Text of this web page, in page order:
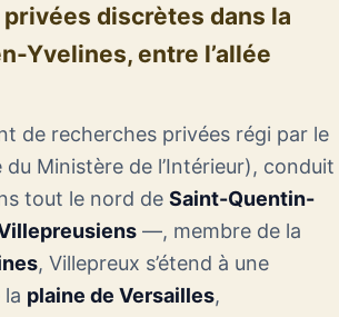
discrètes dans la
Yvelines, entre l’allée
de recherches privées régi par le
Ministère de l’Intérieur), conduit
tout le nord deSaint-Quentin-
—, membre de la
, Villepreux s’étend à une
plaine de Versailles,